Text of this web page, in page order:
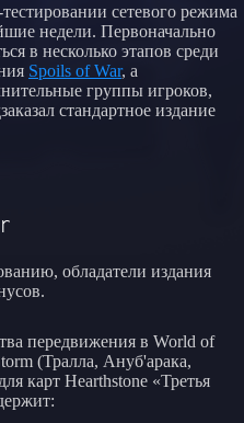
сетевого режима
недели. Первоначально
в несколько этапов среди
Spoils of War, а
группы игроков,
стандартное издание
обладатели издания
передвижения в World of
(Тралла, Ануб'арака,
карт Hearthstone «Третья